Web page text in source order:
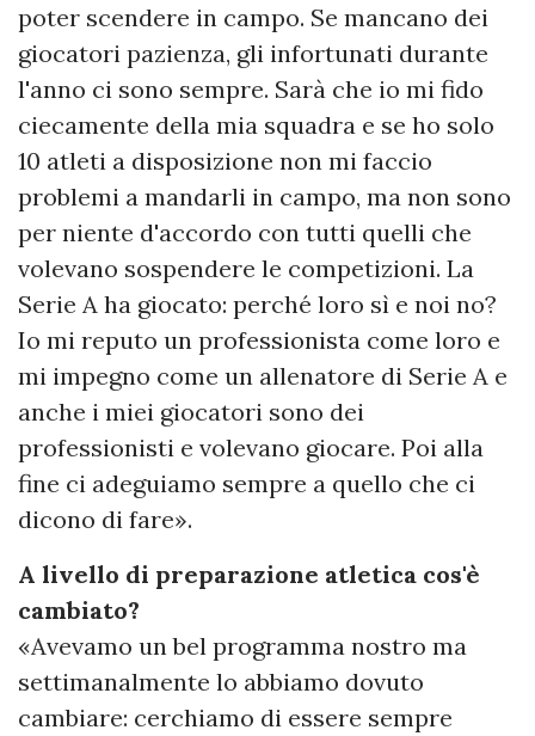
poter scendere in campo. Se mancano dei
giocatori pazienza, gli infortunati durante
l'anno ci sono sempre. Sarà che io mi fido
ciecamente della mia squadra e se ho solo
10 atleti a disposizione non mi faccio
problemi a mandarli in campo, ma non sono
per niente d'accordo con tutti quelli che
volevano sospendere le competizioni. La
Serie A ha giocato: perché loro sì e noi no?
Io mi reputo un professionista come loro e
mi impegno come un allenatore di Serie A e
anche i miei giocatori sono dei
professionisti e volevano giocare. Poi alla
fine ci adeguiamo sempre a quello che ci
dicono di fare».
A livello di preparazione atletica cos'è
cambiato?
«Avevamo un bel programma nostro ma
settimanalmente lo abbiamo dovuto
cambiare: cerchiamo di essere sempre